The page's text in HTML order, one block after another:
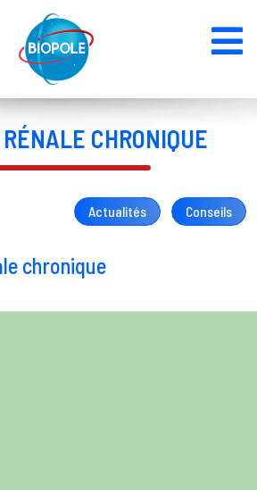
CHRONIQUE
Actualités Conseils
chronique